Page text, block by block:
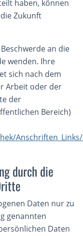
haben, können
Zukunft
an die
wenden. Ihre
sich nach dem
Arbeit oder der
der
Bereich)
durch die
Daten nur zu
genannten
Daten